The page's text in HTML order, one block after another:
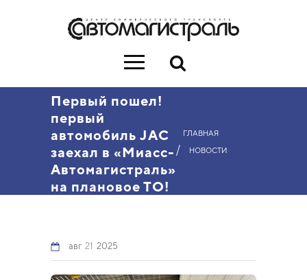
Первый пошел!
первый
автомобиль JAC
заехал в «Миасс-
Автомагистраль»
на плановое ТО!
ГЛАВНАЯ
/ НОВОСТИ
авг 21 2025